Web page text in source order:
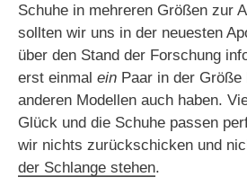
Schuhe in mehreren Größen zur
sollten wir uns in der neuesten
über den Stand der Forschung
erst einmal ein Paar in der
anderen Modellen auch haben.
Glück und die Schuhe passen
wir nichts zurückschicken und
der Schlange stehen.